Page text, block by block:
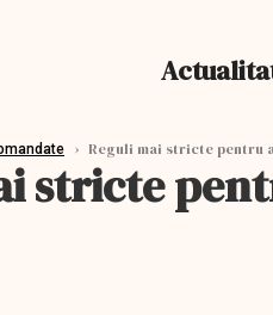
› Reguli mai stricte pentru
stricte